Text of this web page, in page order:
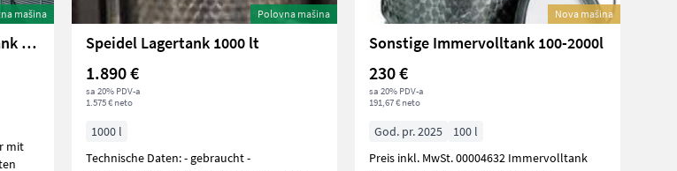
mašina
Letina Mühlfellner Maischetank 16.000 Liter
mit
Polovna mašina
Speidel Lagertank 1000 lt
1.890 €
sa 20% PDV-a
1.575 € neto
1000 l
Technische Daten: - gebraucht -
Nova mašina
Sonstige Immervolltank 100-2000l
230 €
sa 20% PDV-a
191,67 € neto
God. pr. 2025
100 l
Preis inkl. MwSt. 00004632 Immervolltank